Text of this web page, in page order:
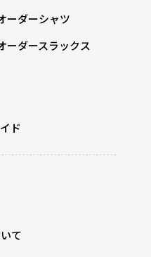
ーダーシャツ
ーダースラックス
ド
て